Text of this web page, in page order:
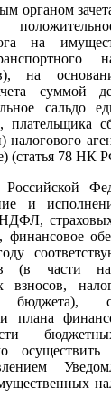
органом
на
на
суммой
сальдо
плательщика
налогового
(статья 78 НК
и
(в части
взносов,
плана